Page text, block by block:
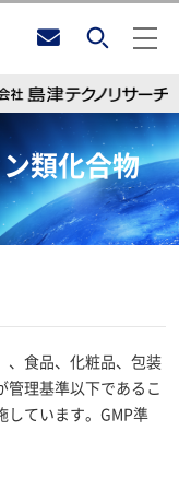
類化合物
、食品、化粧品、包装
管理基準以下であるこ
しています。GMP準